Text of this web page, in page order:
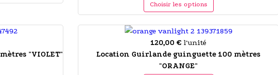
Choisir les options
"VIOLET"
120,00 € l'unité
Location Guirlande guinguette 100 mètres
"ORANGE"